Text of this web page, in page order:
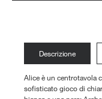
Descrizione
Alice è un centrotavola
sofisticato gioco di